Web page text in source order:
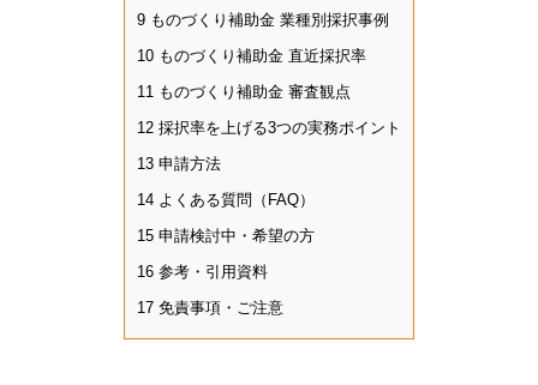
9 ものづくり補助金 業種別採択事例
10 ものづくり補助金 直近採択率
11 ものづくり補助金 審査観点
12 採択率を上げる3つの実務ポイント
13 申請方法
14 よくある質問（FAQ）
15 申請検討中・希望の方
16 参考・引用資料
17 免責事項・ご注意